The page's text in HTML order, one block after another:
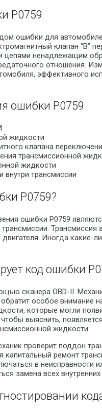
P0759
ошибки для
клапан “В”
цепями ненадлежащим
отношения.
эффективного
ошибки P0759
жидкости
клапана
трансмиссионной
жидкости
внутри трансмиссии
P0759?
ошибки P0759
Иногда какие-
код ошибки
сканера OBD-II.
особое внимание
которые могли
выяснить,
жидкости.
проверит поддон
капитальный ремонт
в неисправности
замена всех